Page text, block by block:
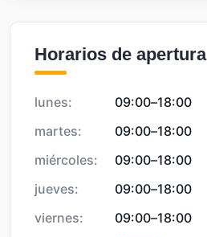
Horarios de apertura
lunes: 09:00–18:00
martes:
09:00–18:00
miércoles:
09:00–18:00
jueves:
09:00–18:00
viernes:
09:00–18:00